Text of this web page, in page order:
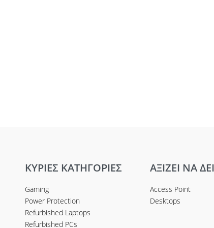
ΚΥΡΙΕΣ ΚΑΤΗΓΟΡΙΕΣ
Gaming
Power Protection
Refurbished Laptops
Refurbished PCs
ΑΞΙΖΕΙ ΝΑ
Access Point
Desktops